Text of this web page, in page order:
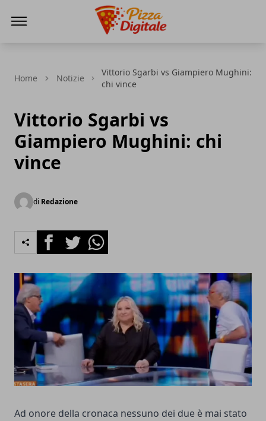
Home Notizie
Vittorio Sgarbi vs Giampiero Mughini:
chi vince
Vittorio Sgarbi vs
Giampiero Mughini: chi
vince
di Redazione
FacebookTwitterWhatsapp
Ad onore della cronaca nessuno dei due è mai stato